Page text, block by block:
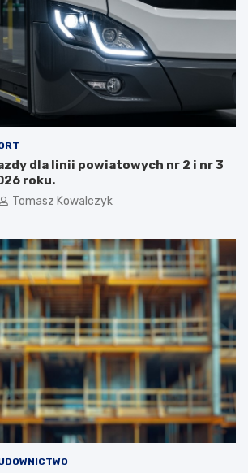
dla linii powiatowych nr 2 i nr 3
roku.
Tomasz Kowalczyk